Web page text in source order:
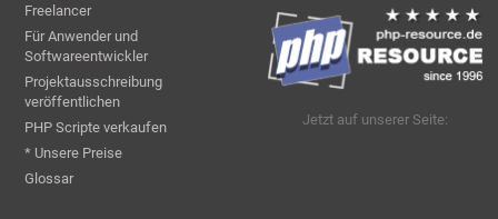
Freelancer
Für Anwender und
Softwareentwickler
Projektausschreibung
veröffentlichen
PHP Scripte verkaufen
* Unsere Preise
Glossar
Jetzt auf unserer Seite: